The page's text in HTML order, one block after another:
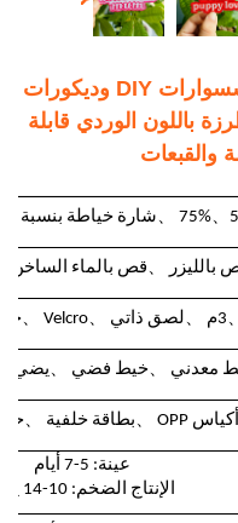
الشرائط المطرزة الشهيرة كإكسسوارات DIY وديكورات
باللون الوردي قابلة
والقبعات
、
75% شارة خياطة بنسبة 100%
بالليزر قص بالماء الساخن
3م لصق ذاتي Velcro
معدني خيط فضي يضيء
أكياس OPP بطاقة خلفية
عينة: 5-7 أيام
الإنتاج الضخم: 10-14 يومًا